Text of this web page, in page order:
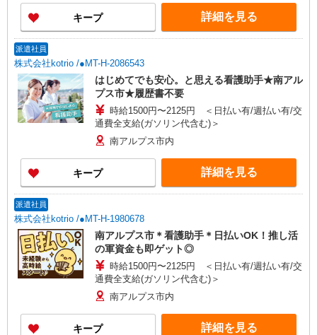
キープ 詳細を見る
派遣社員
株式会社kotrio /●MT-H-2086543
はじめてでも安心。と思える看護助手★南アル
プス市★履歴書不要
時給1500円〜2125円 ＜日払い有/週払い有/交
通費全支給(ガソリン代含む)＞
南アルプス市内
キープ 詳細を見る
派遣社員
株式会社kotrio /●MT-H-1980678
南アルプス市＊看護助手＊日払いOK！推し活
の軍資金も即ゲット◎
時給1500円〜2125円 ＜日払い有/週払い有/交
通費全支給(ガソリン代含む)＞
南アルプス市内
キープ 詳細を見る